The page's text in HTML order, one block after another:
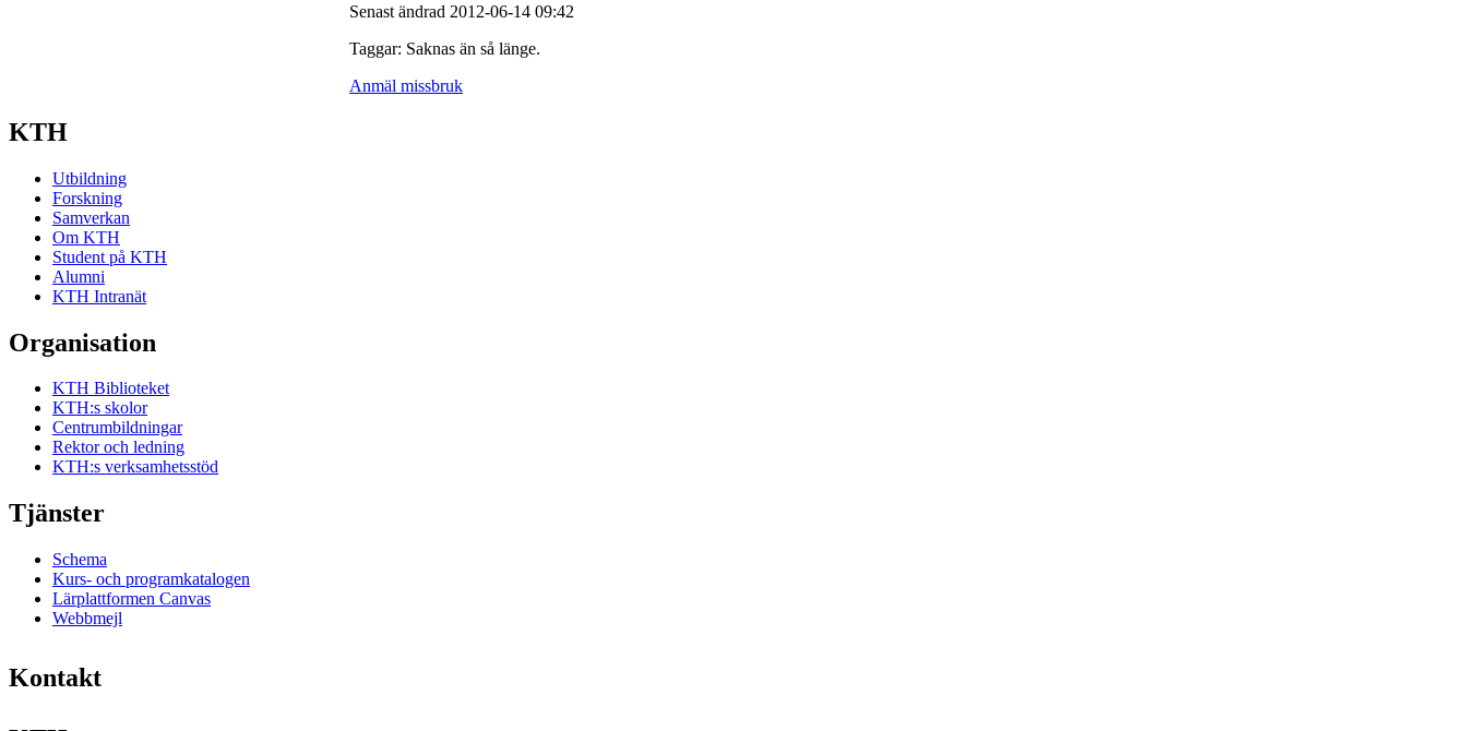
Senast ändrad 2012-06-14 09:42
Taggar: Saknas än så länge.
Anmäl missbruk
KTH
Utbildning
Forskning
Samverkan
Om KTH
Student på KTH
Alumni
KTH Intranät
Organisation
KTH Biblioteket
KTH:s skolor
Centrumbildningar
Rektor och ledning
KTH:s verksamhetsstöd
Tjänster
Schema
Kurs- och programkatalogen
Lärplattformen Canvas
Webbmejl
Kontakt